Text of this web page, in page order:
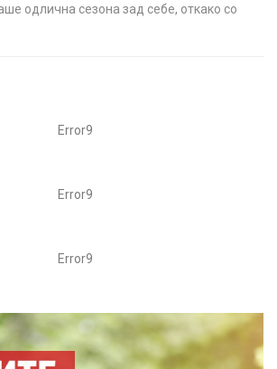
одлична сезона зад себе, откако со
Error9
Error9
Error9